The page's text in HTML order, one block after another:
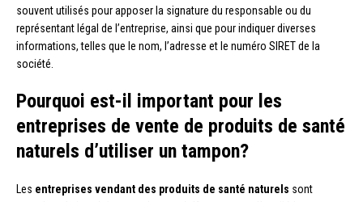
souvent utilisés pour apposer la signature du responsable ou du
représentant légal de l’entreprise, ainsi que pour indiquer diverses
informations, telles que le nom, l’adresse et le numéro SIRET de la
société.
Pourquoi est-il important pour les
entreprises de vente de produits de santé
naturels d’utiliser un tampon?
Les entreprises vendant des produits de santé naturels sont